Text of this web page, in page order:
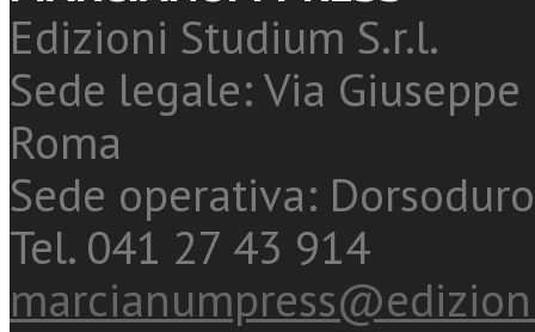
Edizioni Studium S.r.l.
Sede legale: Via
Roma
Sede operativa:
Tel. 041 27 43 914